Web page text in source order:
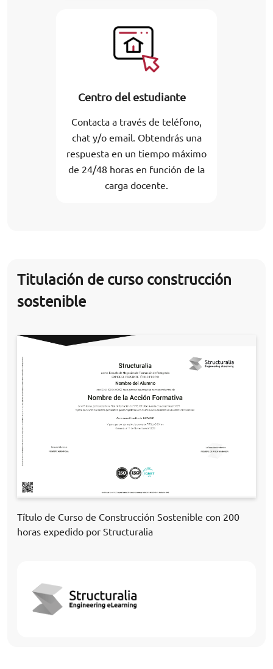
Centro del estudiante
Contacta a través de teléfono,
chat y/o email. Obtendrás una
respuesta en un tiempo máximo
de 24/48 horas en función de la
carga docente.
Titulación de curso construcción
sostenible
Título de Curso de Construcción Sostenible con 200
horas expedido por Structuralia